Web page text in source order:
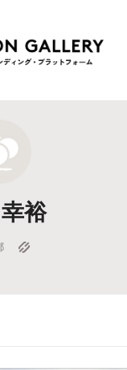
ェクト
から探す
裕